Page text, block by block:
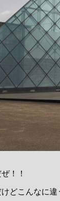
！！
どこんなに